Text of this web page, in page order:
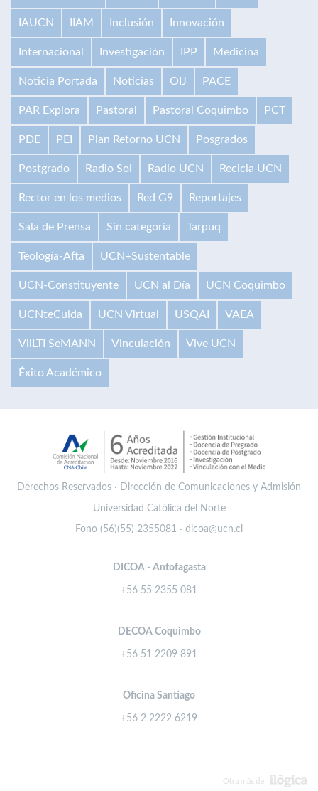
IAUCN IIAM Inclusión Innovación
Internacional Investigación IPP Medicina
Noticia Portada Noticias OIJ PACE
PAR Explora Pastoral Pastoral Coquimbo PCT
PDE PEI Plan Retorno UCN Posgrados
Postgrado Radio Sol Radio UCN Recicla UCN
Rector en los medios Red G9 Reportajes
Sala de Prensa Sin categoría Tarpuq
Teología-Afta UCN+Sustentable
UCN-Constituyente UCN al Día UCN Coquimbo
UCNteCuida UCN Virtual USQAI VAEA
VilLTI SeMANN Vinculación Vive UCN
Éxito Académico
Derechos Reservados · Dirección de Comunicaciones y Admisión
Universidad Católica del Norte
Fono (56)(55) 2355081 · dicoa@ucn.cl
DICOA - Antofagasta
+56 55 2355 081
DECOA Coquimbo
+56 51 2209 891
Oficina Santiago
+56 2 2222 6219